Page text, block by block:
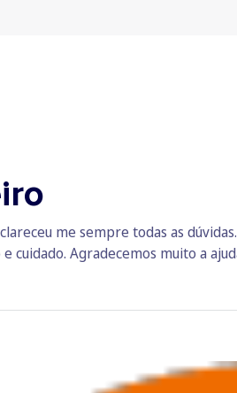
me sempre todas as
cuidado. Agradecemos muito a